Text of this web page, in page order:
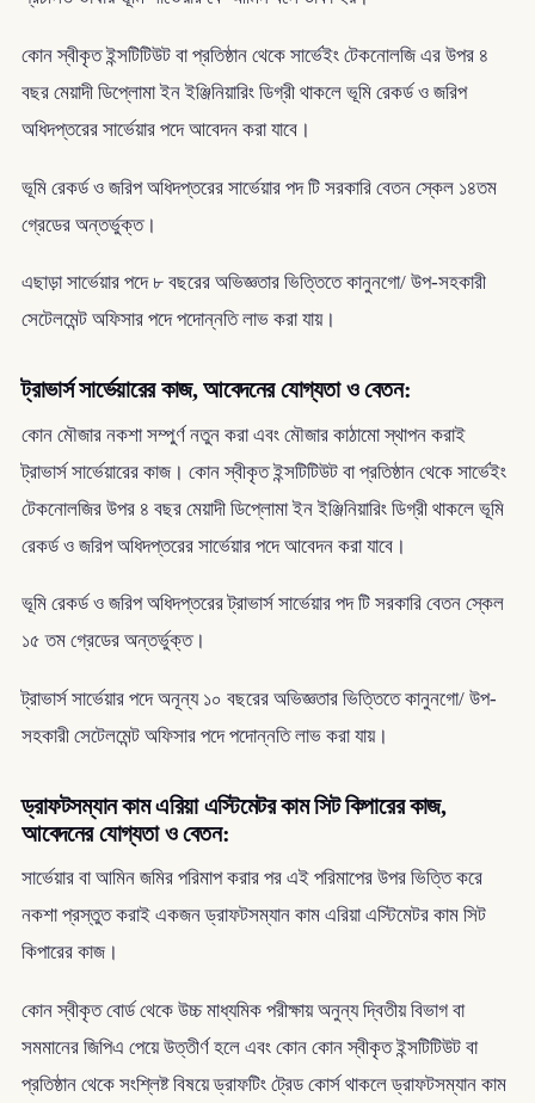
কোন স্বীকৃত ইন্সটিটিউট বা প্রতিষ্ঠান থেকে সার্ভেইং টেকনোলজি এর উপর ৪
বছর মেয়াদী ডিপ্লোমা ইন ইঞ্জিনিয়ারিং ডিগ্রী থাকলে ভূমি রেকর্ড ও জরিপ
অধিদপ্তরের সার্ভেয়ার পদে আবেদন করা যাবে।
ভূমি রেকর্ড ও জরিপ অধিদপ্তরের সার্ভেয়ার পদ টি সরকারি বেতন স্কেল ১৪তম
গ্রেডের অন্তর্ভুক্ত।
এছাড়া সার্ভেয়ার পদে ৮ বছরের অভিজ্ঞতার ভিত্তিতে কানুনগো/ উপ-সহকারী
সেটেলমেন্ট অফিসার পদে পদোন্নতি লাভ করা যায়।
ট্রাভার্স সার্ভেয়ারের কাজ, আবেদনের যোগ্যতা ও বেতন:
কোন মৌজার নকশা সম্পুর্ণ নতুন করা এবং মৌজার কাঠামো স্থাপন করাই
ট্রাভার্স সার্ভেয়ারের কাজ। কোন স্বীকৃত ইন্সটিটিউট বা প্রতিষ্ঠান থেকে সার্ভেইং
টেকনোলজির উপর ৪ বছর মেয়াদী ডিপ্লোমা ইন ইঞ্জিনিয়ারিং ডিগ্রী থাকলে ভূমি
রেকর্ড ও জরিপ অধিদপ্তরের সার্ভেয়ার পদে আবেদন করা যাবে।
ভূমি রেকর্ড ও জরিপ অধিদপ্তরের ট্রাভার্স সার্ভেয়ার পদ টি সরকারি বেতন স্কেল
১৫ তম গ্রেডের অন্তর্ভুক্ত।
ট্রাভার্স সার্ভেয়ার পদে অনূন্য ১০ বছরের অভিজ্ঞতার ভিত্তিতে কানুনগো/ উপ-
সহকারী সেটেলমেন্ট অফিসার পদে পদোন্নতি লাভ করা যায়।
ড্রাফটসম্যান কাম এরিয়া এস্টিমেটর কাম সিট কিপারের কাজ,
আবেদনের যোগ্যতা ও বেতন:
সার্ভেয়ার বা আমিন জমির পরিমাপ করার পর এই পরিমাপের উপর ভিত্তি করে
নকশা প্রস্তুত করাই একজন ড্রাফটসম্যান কাম এরিয়া এস্টিমেটর কাম সিট
কিপারের কাজ।
কোন স্বীকৃত বোর্ড থেকে উচ্চ মাধ্যমিক পরীক্ষায় অনুন্য দ্বিতীয় বিভাগ বা
সমমানের জিপিএ পেয়ে উত্তীর্ণ হলে এবং কোন কোন স্বীকৃত ইন্সটিটিউট বা
প্রতিষ্ঠান থেকে সংশ্লিষ্ট বিষয়ে ড্রাফটিং ট্রেড কোর্স থাকলে ড্রাফটসম্যান কাম